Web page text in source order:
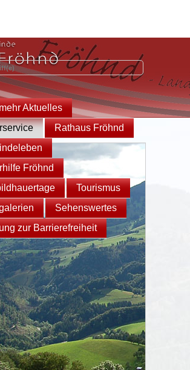
Aktuelles
Rathaus Fröhnd
Fröhnd
Tourismus
Sehenswertes
zur Barrierefreiheit